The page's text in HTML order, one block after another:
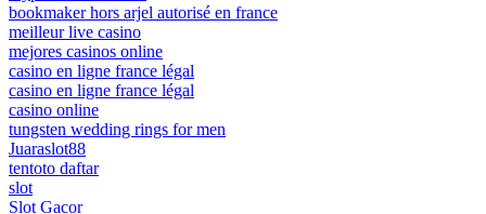
bookmaker hors arjel autorisé en france
meilleur live casino
mejores casinos online
casino en ligne france légal
casino en ligne france légal
casino online
tungsten wedding rings for men
Juaraslot88
tentoto daftar
slot
Slot Gacor